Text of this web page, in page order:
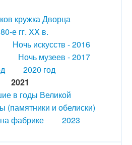
кружка Дворца
е гг. XX в.
Ночь искусств - 2016
Ночь музеев - 2017
2020 год
2021
в годы Великой
(памятники и обелиски)
фабрике
2023